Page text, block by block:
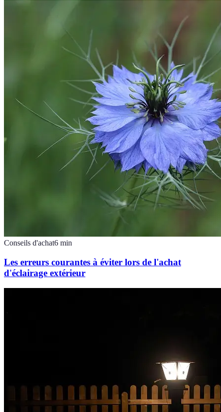
Conseils d'achat6 min
Les erreurs courantes à éviter lors de l'achat
d'éclairage extérieur